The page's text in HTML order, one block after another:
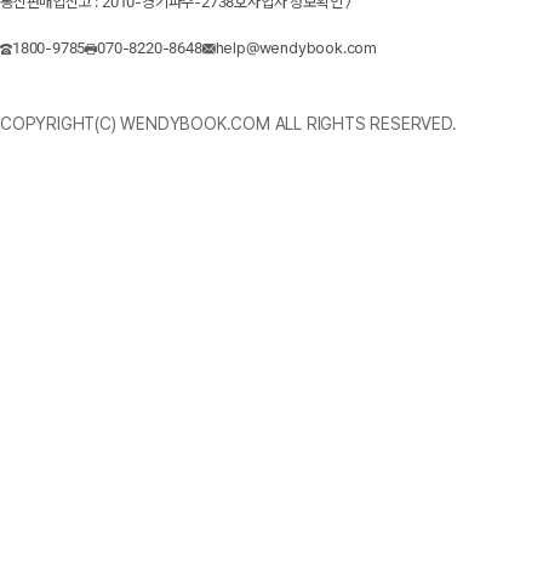
1800-9785 070-8220-8648 help@wendybook.com
COPYRIGHT(C) WENDYBOOK.COM ALL RIGHTS RESERVED.